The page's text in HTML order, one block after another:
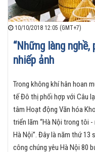
10/10/2018 12:05 (GMT+7)
“Những làng
nhiếp ảnh
Trong không khí hân hoan
tế Đô thị phối hợp với Câu
tâm Hoạt động Văn hóa
triển lãm “Hà Nội trong tôi -
Hà Nội”. Đây là năm thứ 13
công chúng yêu Hà Nội 80